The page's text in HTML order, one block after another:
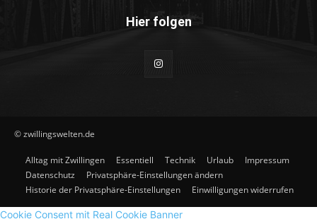
Hier folgen
© zwillingswelten.de
Alltag mit Zwillingen Essentiell Technik Urlaub
Impressum
Datenschutz
Privatsphäre-Einstellungen ändern
Historie der Privatsphäre-Einstellungen
Einwilligungen widerrufen
Cookie Consent mit Real Cookie Banner